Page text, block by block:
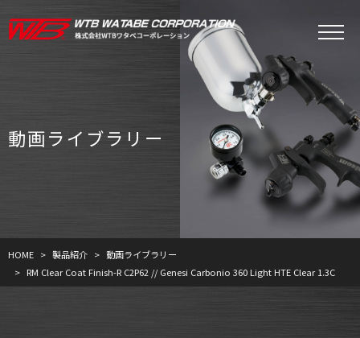
動画ライブラリー
HOME 製品紹介
動画ライブラリー
RM Clear Coat Finish-R C2P62 // Genesi Carbonio 360 Light HTE Clear 1.3C